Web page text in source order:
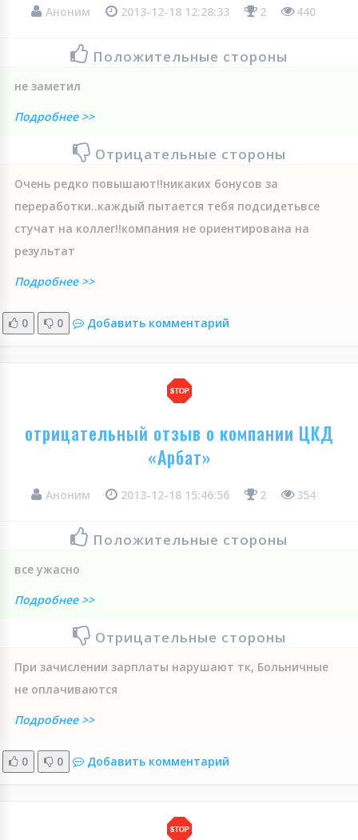
Аноним 2013-12-18 12:28:33 2 440
Положительные стороны
не заметил
Подробнее >>
Отрицательные стороны
Очень редко повышают!!никаких бонусов за
переработки..каждый пытается тебя подсидетьвсе
стучат на коллег!!компания не ориентирована на
результат
Подробнее >>
0 0 Добавить комментарий
отрицательный отзыв о компании ЦКД
«Арбат»
Аноним 2013-12-18 15:46:56 2 354
Положительные стороны
все ужасно
Подробнее >>
Отрицательные стороны
При зачислении зарплаты нарушают тк, Больничные
не оплачиваются
Подробнее >>
0 0 Добавить комментарий